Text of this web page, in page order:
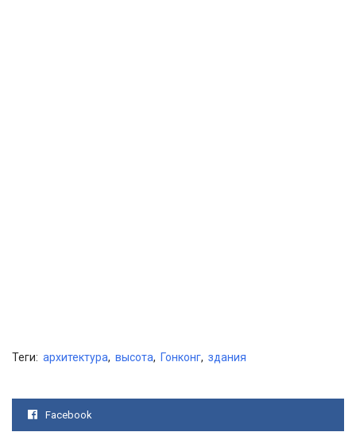
Теги: архитектура, высота, Гонконг, здания
Facebook